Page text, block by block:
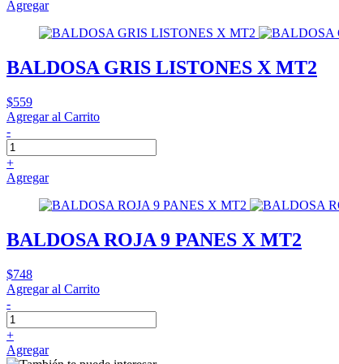
Agregar
BALDOSA GRIS LISTONES X MT2
$559
Agregar al Carrito
-
+
Agregar
BALDOSA ROJA 9 PANES X MT2
$748
Agregar al Carrito
-
+
Agregar